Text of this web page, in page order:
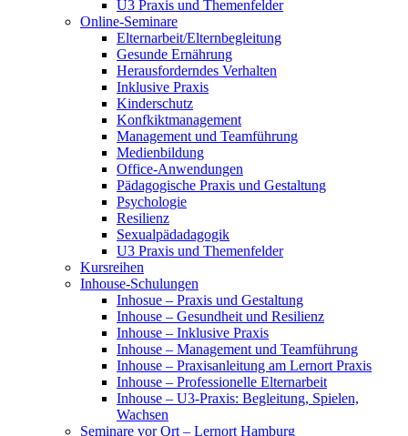
U3 Praxis und Themenfelder
Online-Seminare
Elternarbeit/Elternbegleitung
Gesunde Ernährung
Herausforderndes Verhalten
Inklusive Praxis
Kinderschutz
Konfkiktmanagement
Management und Teamführung
Medienbildung
Office-Anwendungen
Pädagogische Praxis und Gestaltung
Psychologie
Resilienz
Sexualpädadagogik
U3 Praxis und Themenfelder
Kursreihen
Inhouse-Schulungen
Inhosue – Praxis und Gestaltung
Inhouse – Gesundheit und Resilienz
Inhouse – Inklusive Praxis
Inhouse – Management und Teamführung
Inhouse – Praxisanleitung am Lernort Praxis
Inhouse – Professionelle Elternarbeit
Inhouse – U3-Praxis: Begleitung, Spielen,
Wachsen
Seminare vor Ort – Lernort Hamburg